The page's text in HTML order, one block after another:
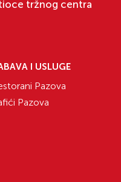
tržnog centra
I USLUGE
Pazova
Pazova